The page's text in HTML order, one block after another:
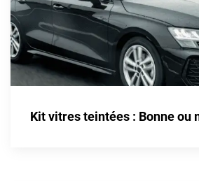
Eagle
Ebro
Ferrari
Fiat
Fisker
Kit vitres teintées : Bonne ou